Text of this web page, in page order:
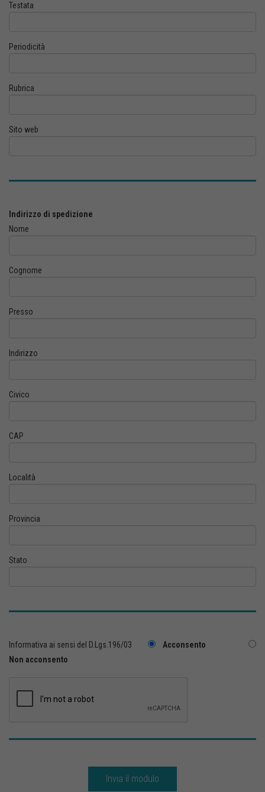
Testata
Periodicità
Rubrica
Sito web
Indirizzo di spedizione
Nome
Cognome
Presso
Indirizzo
Civico
CAP
Località
Provincia
Stato
Informativa ai sensi del D.Lgs.196/03
Acconsento
Non acconsento
Invia il modulo